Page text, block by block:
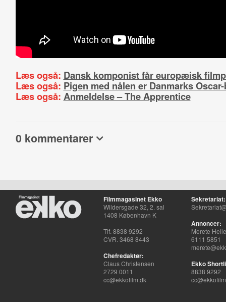
Læs også: Dansk komponist får europæisk
Læs også: Pigen med nålen er Danmarks
Læs også: Anmeldelse – The Apprentice
0 kommentarer
Filmmagasinet Ekko
Wildersgade 32, 2. sal
1408 København K
Tlf. 8838 9292
CVR. 3468 8443
Chefredaktør:
Claus Christensen
2729 0011
cc@ekkofilm.dk
Sekretariat:
Annoncer:
Merete
6111 5851
Ekko
8838 9292